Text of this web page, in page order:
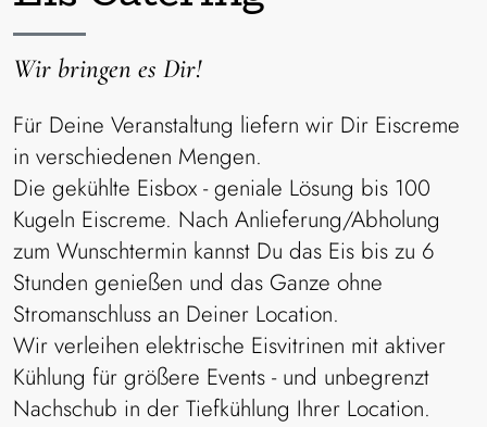
aus vielen schwarzen
Vanille
aus echten Premium Bourbon-
Wir bringen es Dir!
Für Deine Veranstaltung liefern wir Dir Eiscreme
in verschiedenen Mengen.
Die gekühlte Eisbox - geniale Lösung bis 100
Kugeln Eiscreme. Nach Anlieferung/Abholung
zum Wunschtermin kannst Du das Eis bis zu 6
Stunden genießen und das Ganze ohne
Stromanschluss an Deiner Location.
Wir verleihen elektrische Eisvitrinen mit aktiver
Kühlung für größere Events - und unbegrenzt
Nachschub in der Tiefkühlung Ihrer Location.